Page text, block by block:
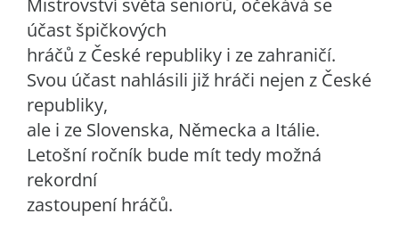
Mistrovství světa seniorů, očekává se
účast špičkových
hráčů z České republiky i ze zahraničí.
Svou účast nahlásili již hráči nejen z České
republiky,
ale i ze Slovenska, Německa a Itálie.
Letošní ročník bude mít tedy možná
rekordní
zastoupení hráčů.